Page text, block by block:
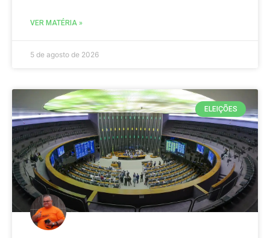
VER MATÉRIA »
5 de agosto de 2026
ELEIÇÕES